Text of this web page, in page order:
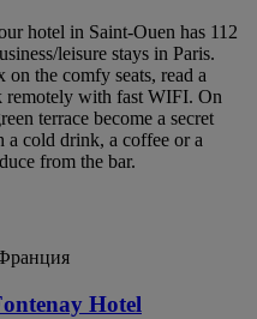
hotel in Saint-Ouen has 112
leisure stays in Paris.
the comfy seats, read a
with fast WIFI. On
terrace become a secret
a cold drink, a coffee or a
from the bar.
Hotel